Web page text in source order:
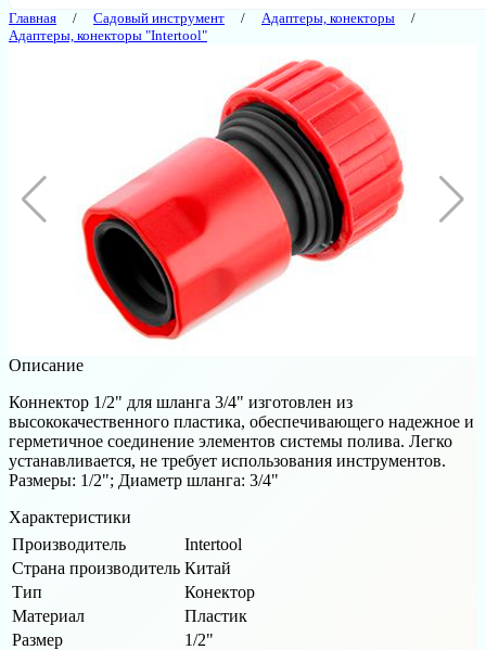
Главная Садовый инструмент
Адаптеры, конекторы
Адаптеры, конекторы "Intertool"
Описание
Коннектор 1/2" для шланга 3/4" изготовлен из
высококачественного пластика, обеспечивающего надежное и
герметичное соединение элементов системы полива. Легко
устанавливается, не требует использования инструментов.
Размеры: 1/2"; Диаметр шланга: 3/4"
Характеристики
Производитель
Intertool
Страна производитель Китай
Тип
Конектор
Материал
Пластик
Размер
1/2"